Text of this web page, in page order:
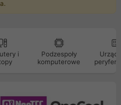
i
Podzespoły
komputerowe